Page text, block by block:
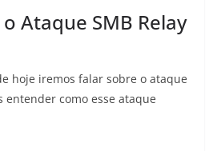
Ataque SMB Relay
hoje iremos falar sobre o ataque
entender como esse ataque